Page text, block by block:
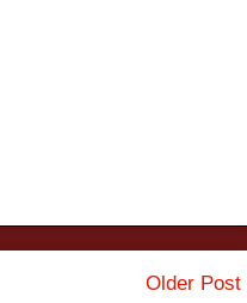
Older Post